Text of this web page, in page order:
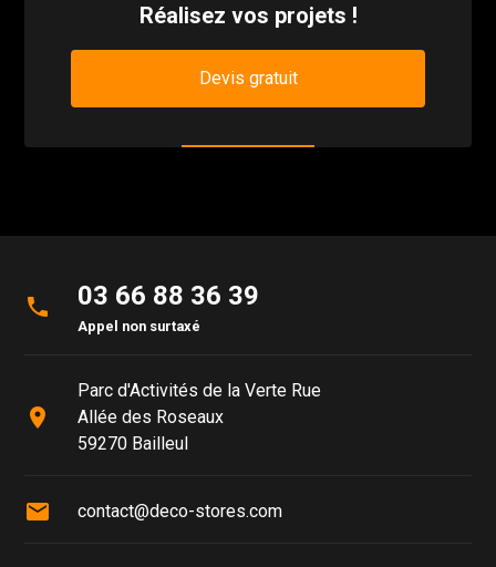
Réalisez vos projets !
Devis gratuit
phone 03 66 88 36 39
Appel non surtaxé
place
Parc d'Activités de la Verte Rue
Allée des Roseaux
59270 Bailleul
mail contact@deco-stores.com